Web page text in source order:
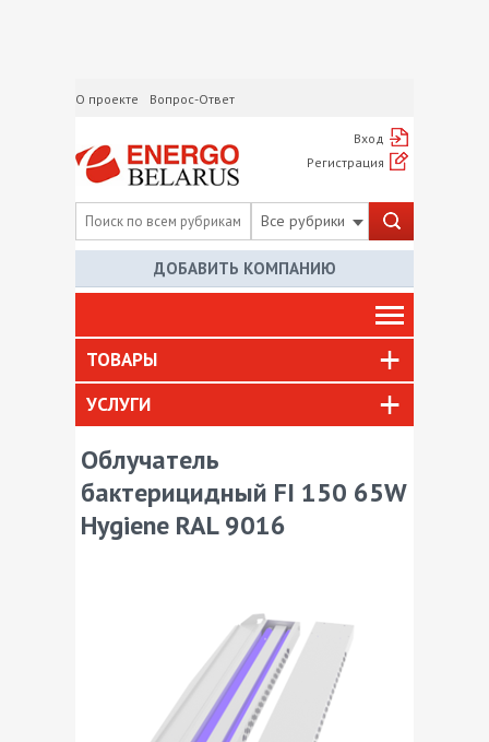
О проекте Вопрос-Ответ
Вход
Регистрация
Все рубрики
ДОБАВИТЬ КОМПАНИЮ
ТОВАРЫ
УСЛУГИ
Облучатель
бактерицидный FI 150 65W
Hygiene RAL 9016